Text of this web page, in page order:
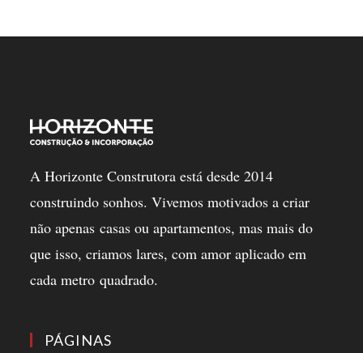
A Horizonte Construtora está desde 2014
construindo sonhos. Vivemos motivados a criar
não apenas casas ou apartamentos, mas mais do
que isso, criamos lares, com amor aplicado em
cada metro quadrado.
PÁGINAS